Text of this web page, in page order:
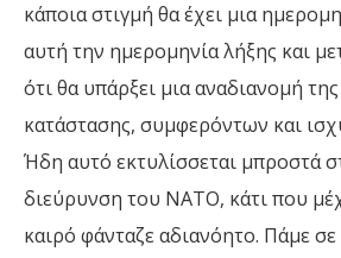
κάποια στιγμή θα έχει μια
αυτή την ημερομηνία λήξης και
ότι θα υπάρξει μια αναδιανομή
κατάστασης, συμφερόντων και
Ήδη αυτό εκτυλίσσεται μπροστά
διεύρυνση του ΝΑΤΟ, κάτι που
καιρό φάνταζε αδιανόητο. Πάμε σε